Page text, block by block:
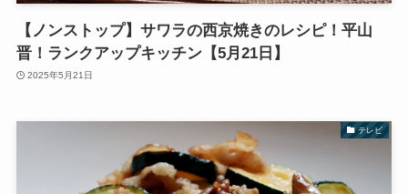
【ノンストップ】サワラの西京焼きのレシピ！平山
晋！ランクアップキッチン【5月21日】
2025年5月21日
テレビ